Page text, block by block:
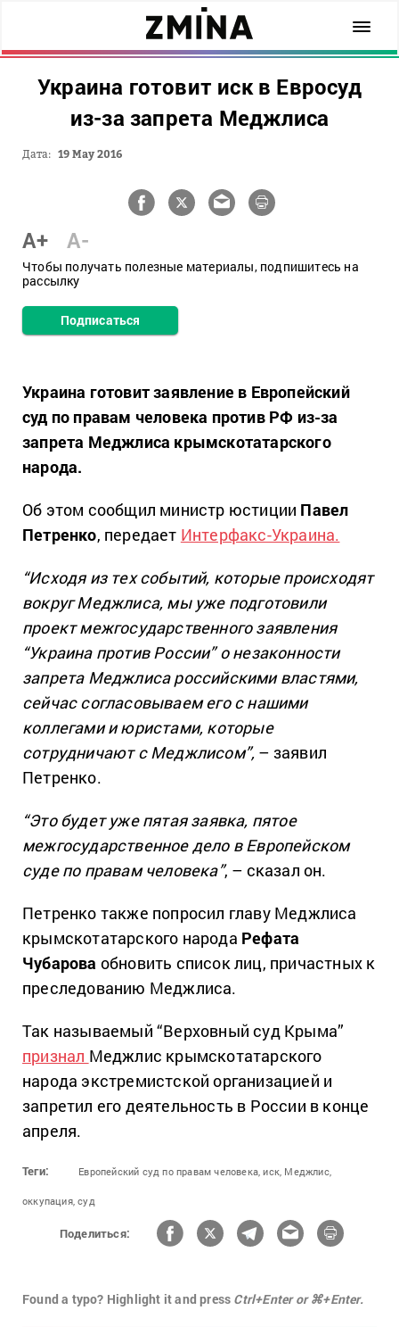
Украина готовит иск в Евросуд
из-за запрета Меджлиса
Дата: 19 May 2016
A+ A-
Чтобы получать полезные материалы, подпишитесь на
рассылку
Подписаться
Украина готовит заявление в Европейский
суд по правам человека против РФ из-за
запрета Меджлиса крымскотатарского
народа.
Об этом сообщил министр юстиции Павел
Петренко, передает Интерфакс-Украина.
“Исходя из тех событий, которые происходят
вокруг Меджлиса, мы уже подготовили
проект межгосударственного заявления
“Украина против России” о незаконности
запрета Меджлиса российскими властями,
сейчас согласовываем его с нашими
коллегами и юристами, которые
сотрудничают с Меджлисом”, – заявил
Петренко.
“Это будет уже пятая заявка, пятое
межгосударственное дело в Европейском
суде по правам человека”, – сказал он.
Петренко также попросил главу Меджлиса
крымскотатарского народа Рефата
Чубарова обновить список лиц, причастных к
преследованию Меджлиса.
Так называемый “Верховный суд Крыма”
признал Меджлис крымскотатарского
народа экстремистской организацией и
запретил его деятельность в России в конце
апреля.
Теги: Европейский суд по правам человека, иск, Меджлис,
оккупация, суд
Поделиться:
Found a typo? Highlight it and press Ctrl+Enter or ⌘+Enter.